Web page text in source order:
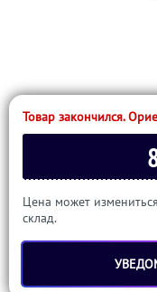
Товар закончился.
Цена может
склад.